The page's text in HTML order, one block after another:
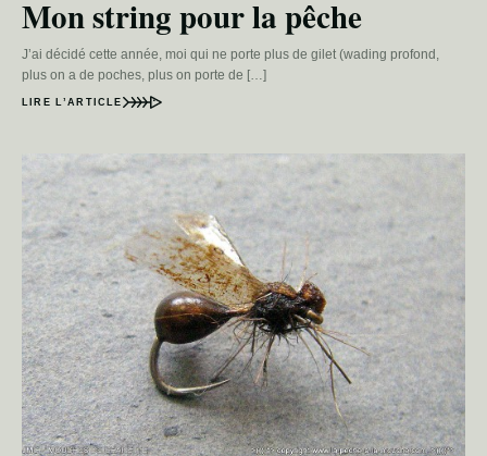
Mon string pour la pêche
J’ai décidé cette année, moi qui ne porte plus de gilet (wading profond,
plus on a de poches, plus on porte de […]
LIRE L’ARTICLE